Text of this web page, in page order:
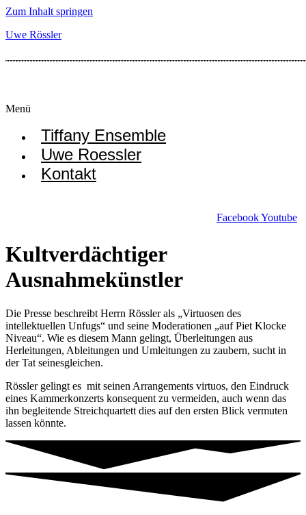
Zum Inhalt springen
Uwe Rössler
Menü
Tiffany Ensemble
Uwe Roessler
Kontakt
FacebookYoutube
Kultverdächtiger
Ausnahmekünstler
Die Presse beschreibt Herrn Rössler als „Virtuosen des
intellektuellen Unfugs“ und seine Moderationen „auf Piet Klocke
Niveau“. Wie es diesem Mann gelingt, Überleitungen aus
Herleitungen, Ableitungen und Umleitungen zu zaubern, sucht in
der Tat seinesgleichen.
Rössler gelingt es mit seinen Arrangements virtuos, den Eindruck
eines Kammerkonzerts konsequent zu vermeiden, auch wenn das
ihn begleitende Streichquartett dies auf den ersten Blick vermuten
lassen könnte.